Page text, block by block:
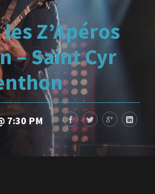
les Z’Apéros
– Saint Cyr
7:30 PM